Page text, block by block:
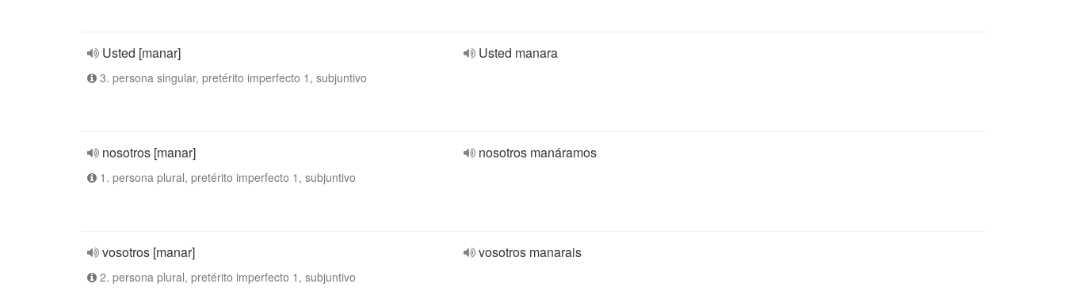
Usted [manar]
3. persona singular, pretérito imperfecto 1, subjuntivo
Usted manara
nosotros [manar]
1. persona plural, pretérito imperfecto 1, subjuntivo
nosotros manáramos
vosotros [manar]
2. persona plural, pretérito imperfecto 1, subjuntivo
vosotros manarais